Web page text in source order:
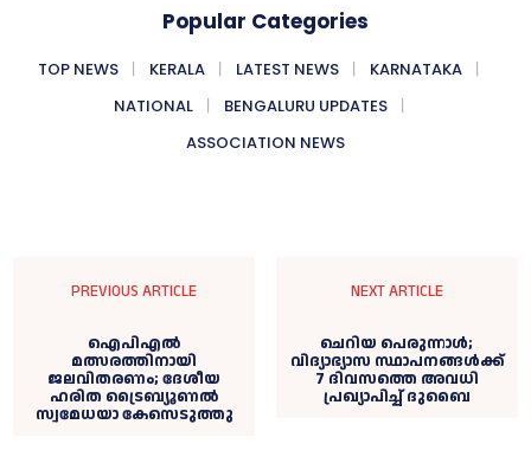
Popular Categories
TOP NEWS KERALA LATEST NEWS
KARNATAKA
NATIONAL
BENGALURU UPDATES
ASSOCIATION NEWS
PREVIOUS ARTICLE
ഐപിഎൽ
മത്സരത്തിനായി
ജലവിതരണം; ദേശീയ
ഹരിത ട്രൈബ്യൂണൽ
സ്വമേധയാ കേസെടുത്തു
NEXT ARTICLE
ചെറിയ പെരുന്നാൾ;
വിദ്യാഭ്യാസ സ്ഥാപനങ്ങൾക്ക്
7 ദിവസത്തെ അവധി
പ്രഖ്യാപിച്ച് ദുബൈ